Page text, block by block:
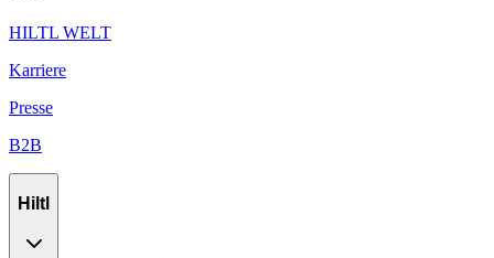
HILTL WELT
Karriere
Presse
B2B
Hiltl